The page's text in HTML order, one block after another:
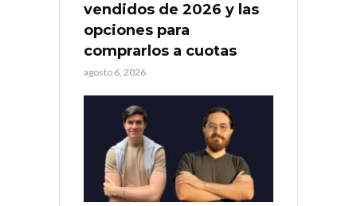
vendidos de 2026 y las
opciones para
comprarlos a cuotas
agosto 6, 2026